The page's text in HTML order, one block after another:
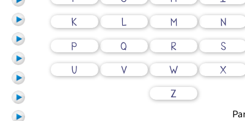
K
L M N
P
Q R S
U
V W X
Z